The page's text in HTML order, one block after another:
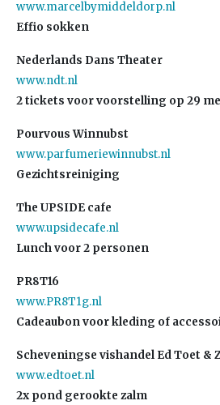
www.marcelbymiddeldorp.nl
Effio sokken
Nederlands Dans Theater
www.ndt.nl
2 tickets voor voorstelling op 29
Pourvous Winnubst
www.parfumeriewinnubst.nl
Gezichtsreiniging
The UPSIDE cafe
www.upsidecafe.nl
Lunch voor 2 personen
PR8T16
www.PR8T1g.nl
Cadeaubon voor kleding of
Scheveningse vishandel Ed Toet &
www.edtoet.nl
2x pond gerookte zalm